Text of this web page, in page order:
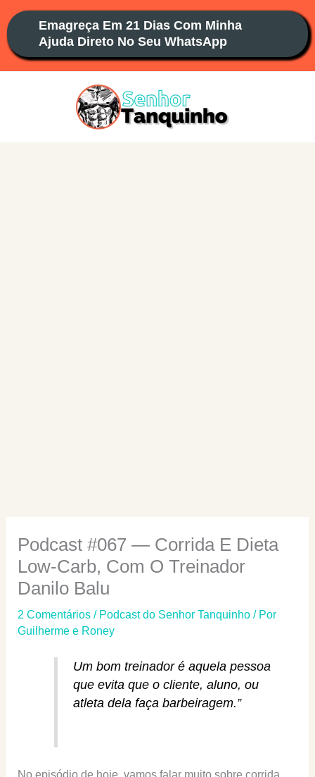
para
conteúdo
Emagreça Em 21 Dias Com Minha
Ajuda Direto No Seu WhatsApp
Podcast #067 — Corrida E Dieta
Low-Carb, Com O Treinador
Danilo Balu
2 Comentários / Podcast do Senhor Tanquinho/ Por
Guilherme e Roney
Um bom treinador é aquela pessoa
que evita que o cliente, aluno, ou
atleta dela faça barbeiragem.”
No episódio de hoje, vamos falar muito sobre corrida.